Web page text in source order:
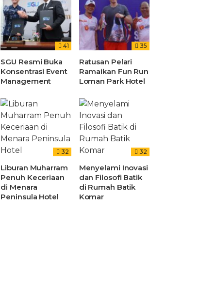
41
SGU Resmi Buka
Konsentrasi Event
Management
35
Ratusan Pelari
Ramaikan Fun Run
Loman Park Hotel
32
Liburan Muharram
Penuh Keceriaan
di Menara
Peninsula Hotel
32
Menyelami Inovasi
dan Filosofi Batik
di Rumah Batik
Komar